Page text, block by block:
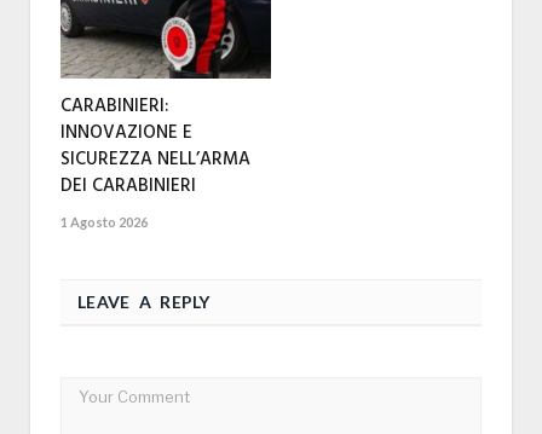
CARABINIERI:
INNOVAZIONE E
SICUREZZA NELL’ARMA
DEI CARABINIERI
1 Agosto 2026
LEAVE A REPLY